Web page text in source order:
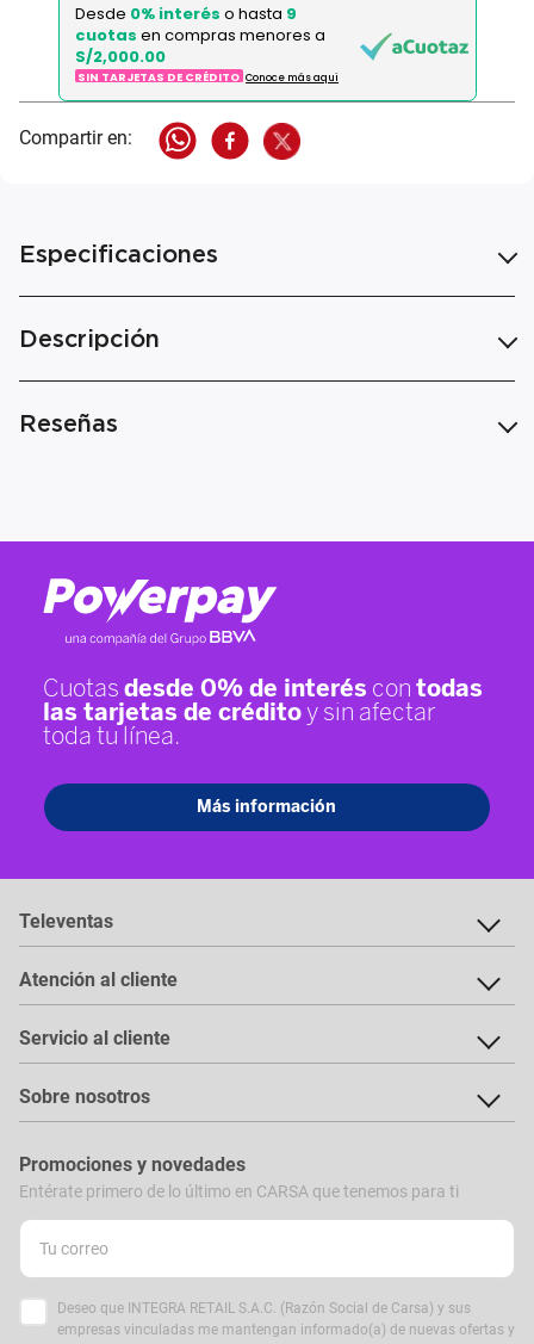
Desde 0% interés o hasta 9
cuotas en compras menores a
S/2,000.00
SIN TARJETAS DE CRÉDITO Conoce más aqui
Especificaciones
Descripción
Reseñas
Televentas
Atención al cliente
Servicio al cliente
Sobre nosotros
Promociones y novedades
Entérate primero de lo último en CARSA que tenemos para ti
Deseo que INTEGRA RETAIL S.A.C. (Razón Social de Carsa) y sus
empresas vinculadas me mantengan informado(a) de nuevas ofertas y